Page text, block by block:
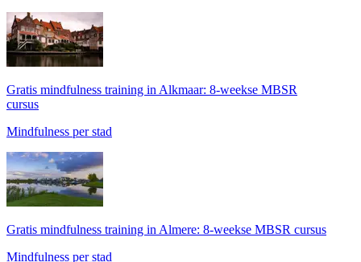
Gratis mindfulness training in Alkmaar: 8-weekse MBSR
cursus
Mindfulness per stad
Gratis mindfulness training in Almere: 8-weekse MBSR cursus
Mindfulness per stad